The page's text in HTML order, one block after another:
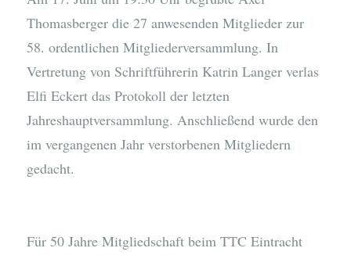
Thomasberger die 27 anwesenden Mitglieder zur
58. ordentlichen Mitgliederversammlung. In
Vertretung von Schriftführerin Katrin Langer verlas
Elfi Eckert das Protokoll der letzten
Jahreshauptversammlung. Anschließend wurde den
im vergangenen Jahr verstorbenen Mitgliedern
gedacht.
Für 50 Jahre Mitgliedschaft beim TTC Eintracht